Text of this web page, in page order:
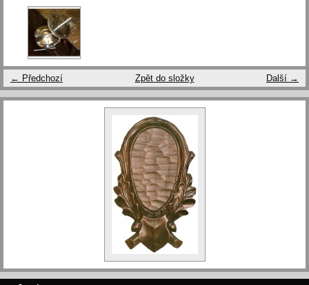
← Předchozí Další →
Zpět do složky